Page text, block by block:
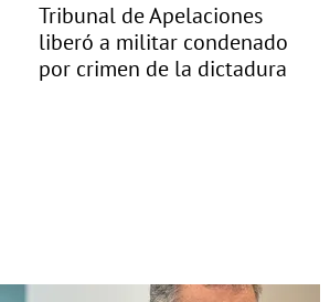
Tribunal de Apelaciones
liberó a militar condenado
por crimen de la dictadura